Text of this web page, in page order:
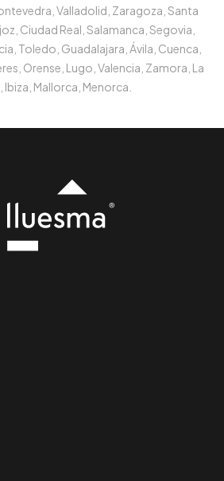
Valladolid, Zaragoza, Santa
Ciudad Real, Salamanca, Segovia,
Toledo, Guadalajara, Ávila, Cuenca,
Orense, Lugo, Valencia, Zamora, La
Ibiza, Mallorca, Menorca.